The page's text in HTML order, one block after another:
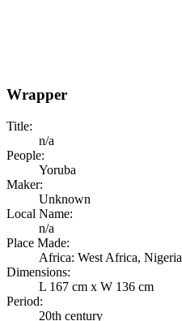
Wrapper
Title:
n/a
People:
Yoruba
Maker:
Unknown
Local Name:
n/a
Place Made:
Africa: West Africa, Nigeria
Dimensions:
L 167 cm x W 136 cm
Period:
20th century